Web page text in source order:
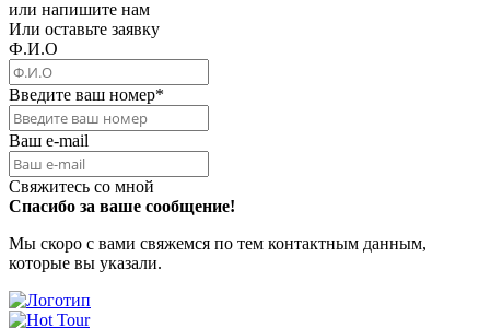
или напишите нам
Или оставьте заявку
Ф.И.О
Введите ваш номер*
Ваш e-mail
Свяжитесь со мной
Спасибо за ваше сообщение!
Мы скоро с вами свяжемся по тем контактным данным,
которые вы указали.